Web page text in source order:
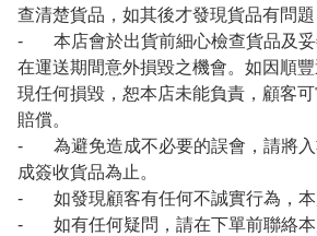
查清楚貨品，如其後才發現貨品有問題
- 本店會於出貨前細心檢查貨品及妥
在運送期間意外損毀之機會。如因順
現任何損毀，恕本店未能負責，顧客
賠償。
- 為避免造成不必要的誤會，請將入
成簽收貨品為止。
- 如發現顧客有任何不誠實行為，本
- 如有任何疑問，請在下單前聯絡本